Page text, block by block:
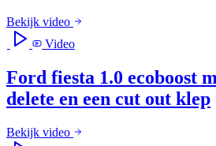
Bekijk video
Video
Ford fiesta 1.0 ecoboost
delete en een cut out klep
Bekijk video